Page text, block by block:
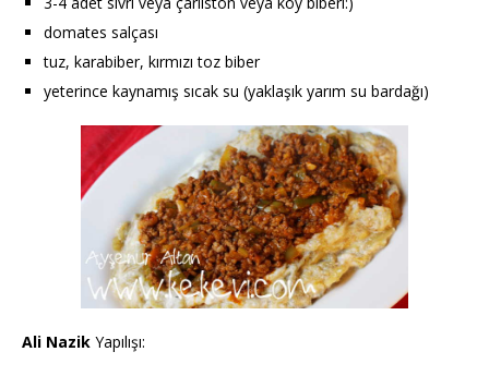
domates salçası
tuz, karabiber, kırmızı toz biber
yeterince kaynamış sıcak su (yaklaşık yarım su bardağı)
Ali Nazik Yapılışı: